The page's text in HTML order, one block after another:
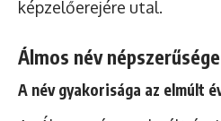
képzelőerejére utal.
Álmos név
A név gyakorisága az elmúlt